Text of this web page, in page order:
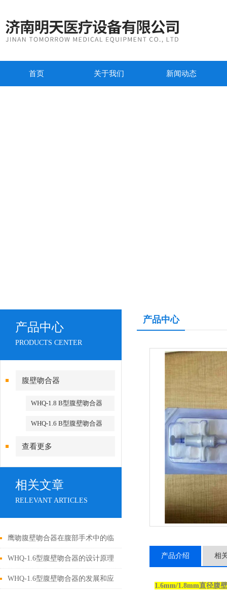
首页 关于我们 新闻动态
产品中心
PRODUCTS CENTER
腹壁吻合器
WHQ-1.8 B型腹壁吻合器
WHQ-1.6 B型腹壁吻合器
查看更多
相关文章
RELEVANT ARTICLES
鹰吻腹壁吻合器在腹部手术中的临
床应用
WHQ-1.6型腹壁吻合器的设计原理
与应用
WHQ-1.6型腹壁吻合器的发展和应
产品中心
产品介绍 相
1.6mm/1.8mm直径腹